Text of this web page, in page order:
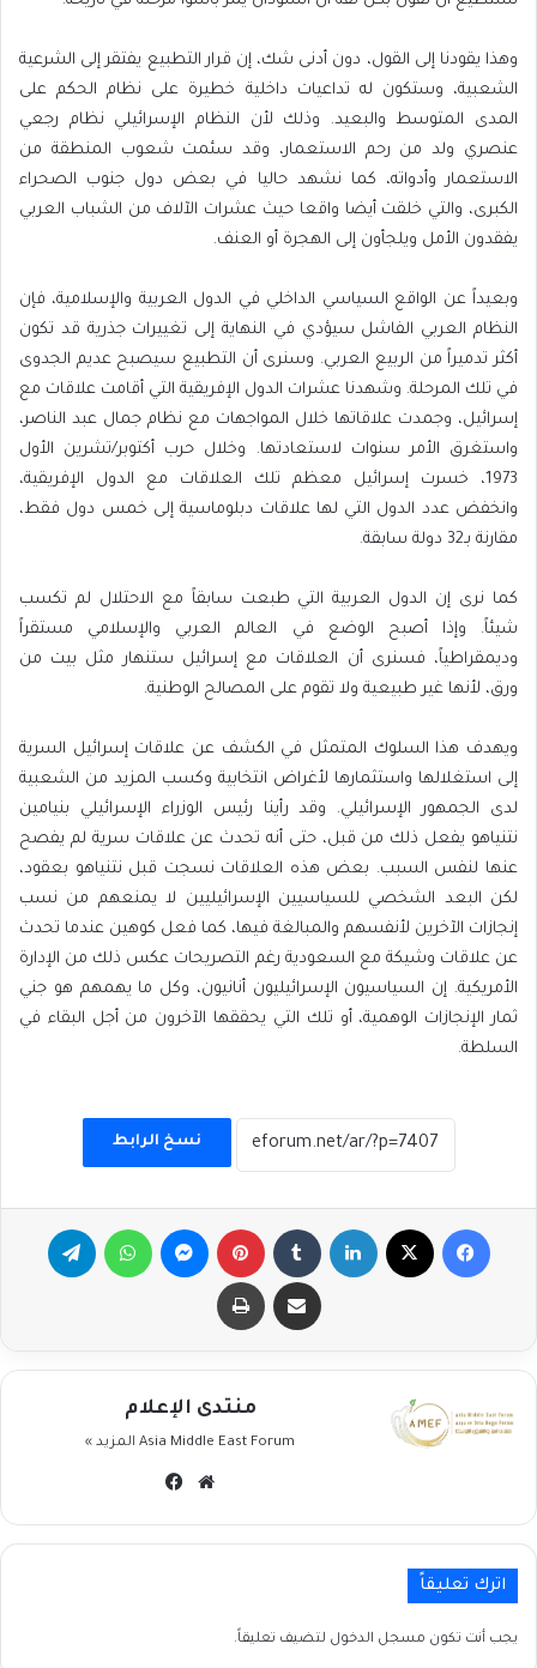
وهذا يقودنا إلى القول، دون أدنى شك، إن قرار التطبيع يفتقر إلى الشرعية
الشعبية، وستكون له تداعيات داخلية خطيرة على نظام الحكم على
المدى المتوسط والبعيد. وذلك لأن النظام الإسرائيلي نظام رجعي
عنصري ولد من رحم الاستعمار، وقد سئمت شعوب المنطقة من
الاستعمار وأدواته، كما نشهد حاليا في بعض دول جنوب الصحراء
الكبرى، والتي خلقت أيضا واقعا حيث عشرات الآلاف من الشباب العربي
يفقدون الأمل ويلجأون إلى الهجرة أو العنف.
وبعيداً عن الواقع السياسي الداخلي في الدول العربية والإسلامية، فإن
النظام العربي الفاشل سيؤدي في النهاية إلى تغييرات جذرية قد تكون
أكثر تدميراً من الربيع العربي. وسنرى أن التطبيع سيصبح عديم الجدوى
في تلك المرحلة. وشهدنا عشرات الدول الإفريقية التي أقامت علاقات مع
إسرائيل، وجمدت علاقاتها خلال المواجهات مع نظام جمال عبد الناصر،
واستغرق الأمر سنوات لاستعادتها. وخلال حرب أكتوبر/تشرين الأول
1973، خسرت إسرائيل معظم تلك العلاقات مع الدول الإفريقية،
وانخفض عدد الدول التي لها علاقات دبلوماسية إلى خمس دول فقط،
مقارنة بـ32 دولة سابقة.
كما نرى إن الدول العربية التي طبعت سابقاً مع الاحتلال لم تكسب
شيئاً. وإذا أصبح الوضع في العالم العربي والإسلامي مستقراً
وديمقراطياً، فسنرى أن العلاقات مع إسرائيل ستنهار مثل بيت من
ورق، لأنها غير طبيعية ولا تقوم على المصالح الوطنية.
ويهدف هذا السلوك المتمثل في الكشف عن علاقات إسرائيل السرية
إلى استغلالها واستثمارها لأغراض انتخابية وكسب المزيد من الشعبية
لدى الجمهور الإسرائيلي. وقد رأينا رئيس الوزراء الإسرائيلي بنيامين
نتنياهو يفعل ذلك من قبل، حتى أنه تحدث عن علاقات سرية لم يفصح
عنها لنفس السبب. بعض هذه العلاقات نسجت قبل نتنياهو بعقود،
لكن البعد الشخصي للسياسيين الإسرائيليين لا يمنعهم من نسب
إنجازات الآخرين لأنفسهم والمبالغة فيها، كما فعل كوهين عندما تحدث
عن علاقات وشيكة مع السعودية رغم التصريحات عكس ذلك من الإدارة
الأمريكية. إن السياسيون الإسرائيليون أنانيون، وكل ما يهمهم هو جني
ثمار الإنجازات الوهمية، أو تلك التي يحققها الآخرون من أجل البقاء في
السلطة.
نسخ الرابط
فيسبوك لينكدإن بينتيريست ماسنجر واتساب تيلقرام
مشاركة عبر البريد طباعة
منتدى الإعلام
Asia Middle East Forum المزيد »
موقع
اترك تعليقاً
يجب أنت تكون مسجل الدخول لتضيف تعليقاً.